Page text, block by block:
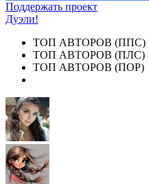
Поддержать проект
Дуэли!
ТОП АВТОРОВ (ППС)
ТОП АВТОРОВ (ПЛС)
ТОП АВТОРОВ (ПОР)